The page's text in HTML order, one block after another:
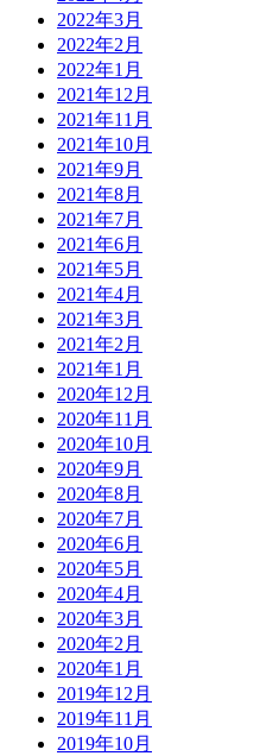
2022年3月
2022年2月
2022年1月
2021年12月
2021年11月
2021年10月
2021年9月
2021年8月
2021年7月
2021年6月
2021年5月
2021年4月
2021年3月
2021年2月
2021年1月
2020年12月
2020年11月
2020年10月
2020年9月
2020年8月
2020年7月
2020年6月
2020年5月
2020年4月
2020年3月
2020年2月
2020年1月
2019年12月
2019年11月
2019年10月